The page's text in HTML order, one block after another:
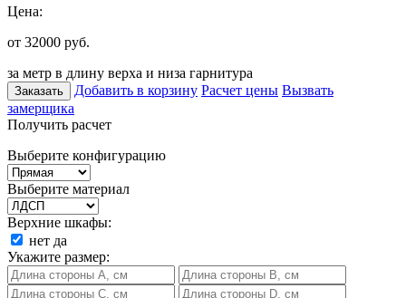
Цена:
от 32000 руб.
за метр в длину верха и низа гарнитура
Заказать Добавить в корзину Расчет цены Вызвать
замерщика
Получить расчет
Выберите конфигурацию
Выберите материал
Верхние шкафы:
нет да
Укажите размер: